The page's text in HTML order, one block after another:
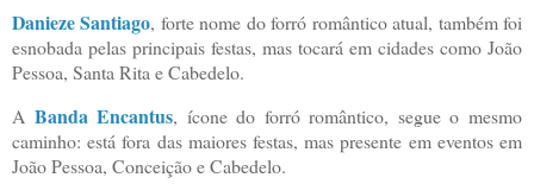
Danieze Santiago, forte nome do forró romântico atual, também foi
esnobada pelas principais festas, mas tocará em cidades como João
Pessoa, Santa Rita e Cabedelo.
A Banda Encantus, ícone do forró romântico, segue o mesmo
caminho: está fora das maiores festas, mas presente em eventos em
João Pessoa, Conceição e Cabedelo.